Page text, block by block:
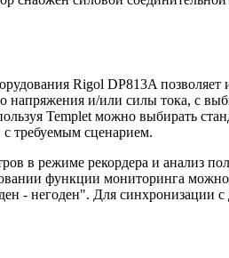
Rigol DP813A
напряжения и/или силы тока, с
Templet можно выбирать
требуемым сценарием.
в режиме рекордера и анализ
функции мониторинга
- негоден". Для синхронизации